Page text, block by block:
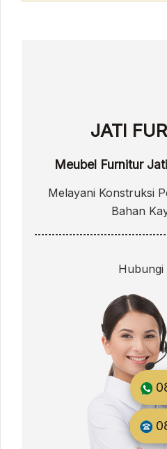
JATI
Meubel Furnitur
Melayani Konstruksi
Bahan
Hubungi